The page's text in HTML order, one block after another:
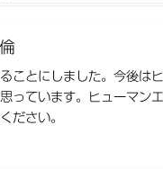
ことにしました。今後は
っています。ヒューマン
ださい。